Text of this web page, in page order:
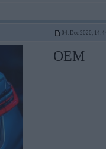
04. Dec 2020,
OEM